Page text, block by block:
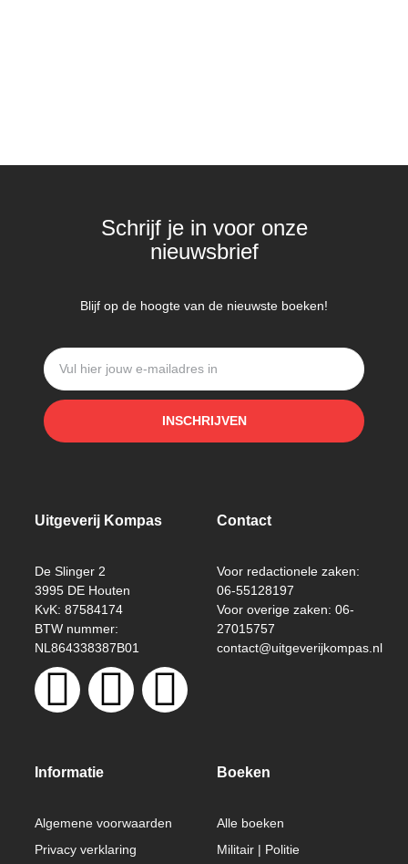
Schrijf je in voor onze
nieuwsbrief
Blijf op de hoogte van de nieuwste boeken!
INSCHRIJVEN
Uitgeverij Kompas
De Slinger 2
3995 DE Houten
KvK: 87584174
BTW nummer:
NL864338387B01
Contact
Voor redactionele zaken:
06-55128197
Voor overige zaken: 06-
27015757
contact@uitgeverijkompas.nl
Informatie
Algemene voorwaarden
Privacy verklaring
Boeken
Alle boeken
Militair | Politie